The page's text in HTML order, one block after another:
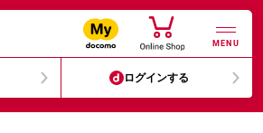
MENU
ログインする